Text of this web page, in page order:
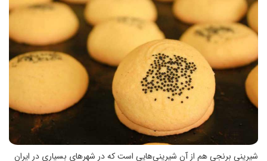
شیرینی برنجی هم از آن شیرینی‌هایی است که در شهرهای بسیاری در ایران